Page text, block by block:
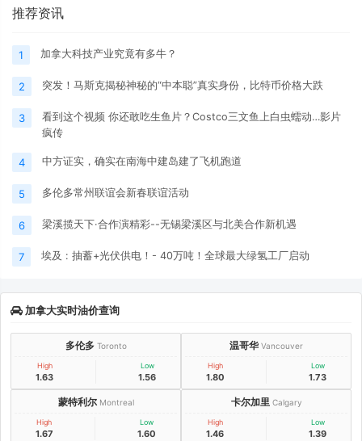
推荐资讯
1 加拿大科技产业究竟有多牛？
2 突发！马斯克揭秘神秘的“中本聪”真实身份，比特币价格大跌
3
看到这个视频 你还敢吃生鱼片？Costco三文鱼上白虫蠕动…影片
疯传
4 中方证实，确实在南海中建岛建了飞机跑道
5 多伦多常州联谊会新春联谊活动
6 梁溪揽天下·合作演精彩--无锡梁溪区与北美合作新机遇
7 埃及 : 抽蓄+光伏供电！- 40万吨！全球最大绿氢工厂启动
加拿大实时油价查询
多伦多 Toronto
High
1.63
Low
1.56
温哥华 Vancouver
High
1.80
Low
1.73
蒙特利尔 Montreal
High
1.67
Low
1.60
卡尔加里 Calgary
High
1.46
Low
1.39